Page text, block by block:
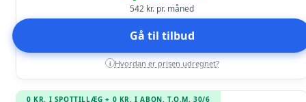
542 kr. pr. måned
Gå til tilbud
i Hvordan er prisen udregnet?
0 KR. I SPOTTILLÆG + 0 KR. I ABON. T.O.M. 30/6